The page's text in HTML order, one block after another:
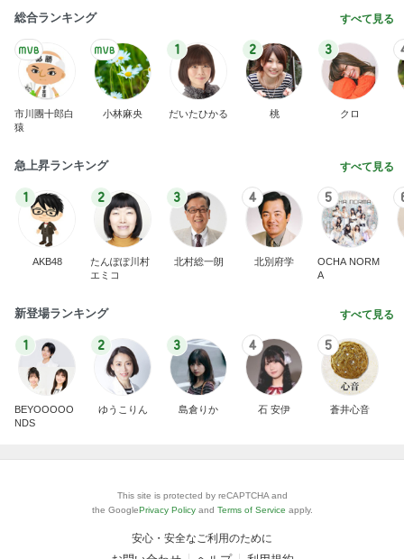
総合ランキング すべて見る
市川團十郎白
猿
小林麻央
1
だいたひかる
2
桃
3
クロ
急上昇ランキング すべて見る
1
AKB48
2
たんぽぽ川村
エミコ
3
北村総一朗
4
北別府学
5
OCHA NORM
A
新登場ランキング すべて見る
1
BEYOOOOO
NDS
2
ゆうこりん
3
島倉りか
4
石 安伊
5
蒼井心音
This site is protected by reCAPTCHA and
the GooglePrivacy Policy and Terms of Service apply.
安心・安全なご利用のために